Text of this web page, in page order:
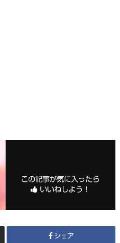
この記事が気に入ったら
いいねしよう！
シェア